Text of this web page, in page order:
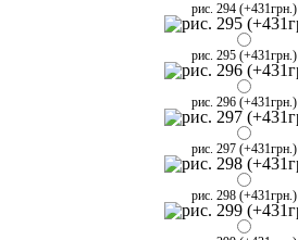
рис. 294 (+431грн.)
рис. 295 (+431грн.)
рис. 296 (+431грн.)
рис. 297 (+431грн.)
рис. 298 (+431грн.)